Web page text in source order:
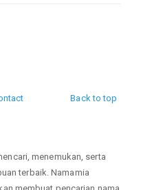
Back to top
menemukan, serta
terbaik. Namamia